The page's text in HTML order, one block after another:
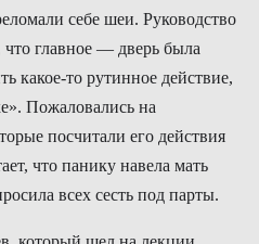
себе шеи. Руководство
главное — дверь была
какое-то рутинное действие,
Пожаловались на
посчитали его действия
что панику навела мать
всех сесть под парты.